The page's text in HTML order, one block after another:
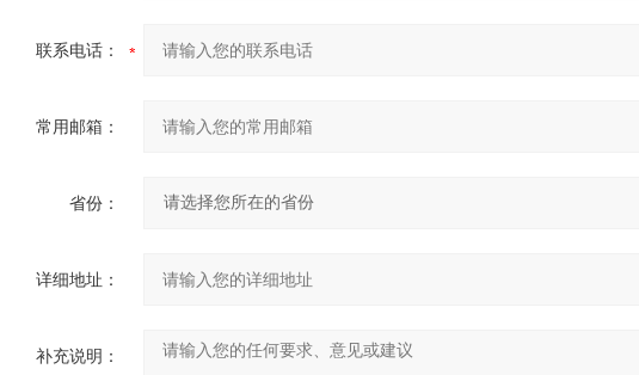
联系电话：
常用邮箱：
省份：
详细地址：
补充说明：